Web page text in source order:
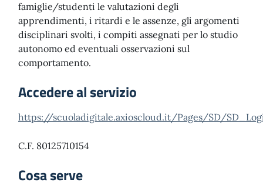
famiglie/studenti le valutazioni degli
apprendimenti, i ritardi e le assenze, gli argomenti
disciplinari svolti, i compiti assegnati per lo studio
autonomo ed eventuali osservazioni sul
comportamento.
Accedere al servizio
https://scuoladigitale.axioscloud.it/Pages/SD/
C.F. 80125710154
Cosa serve